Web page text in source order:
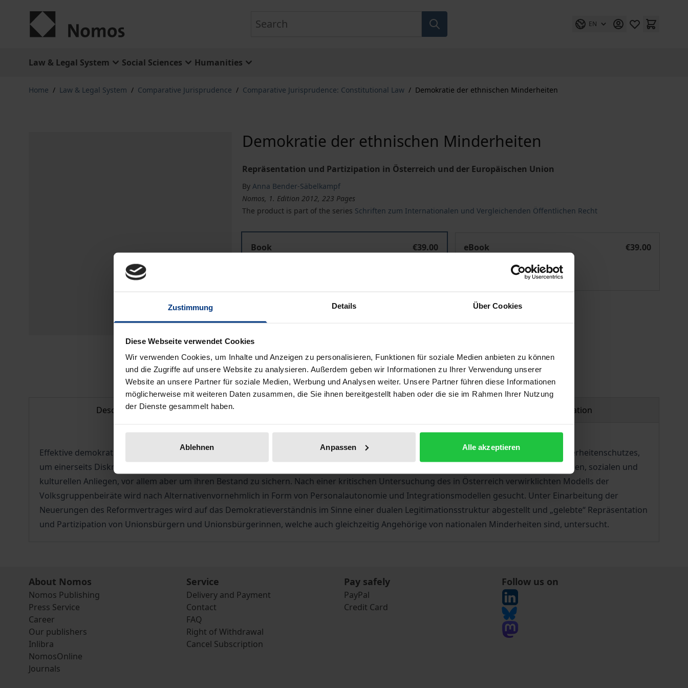
Zustimmung Details Über Cookies
Diese Webseite verwendet Cookies
Wir verwenden Cookies, um Inhalte und Anzeigen zu personalisieren, Funktionen für soziale Medien anbieten zu können
und die Zugriffe auf unsere Website zu analysieren. Außerdem geben wir Informationen zu Ihrer Verwendung unserer
Website an unsere Partner für soziale Medien, Werbung und Analysen weiter. Unsere Partner führen diese Informationen
möglicherweise mit weiteren Daten zusammen, die Sie ihnen bereitgestellt haben oder die sie im Rahmen Ihrer Nutzung
der Dienste gesammelt haben.
Ablehnen Anpassen Alle akzeptieren
EN
Law & Legal System Social Sciences Humanities
Home / Law & Legal System / Comparative Jurisprudence / Comparative Jurisprudence: Constitutional Law / Demokratie der ethnischen Minderheiten
Demokratie der ethnischen Minderheiten
Repräsentation und Partizipation in Österreich und der Europäischen Union
By Anna Bender-Säbelkampf
Nomos, 1. Edition 2012, 223 Pages
The product is part of the series Schriften zum Internationalen und Vergleichenden Öffentlichen Recht
Book
€39.00
eBook
€39.00
ISBN 978-3-7489-3060-0
Prices include VAT. Depending on the delivery address, VAT may vary at checkout.
Delivery cost notice
Description Product safety information
Effektive demokratische Repräsentation und politische Partizipation sind die notwendigen Elemente eines modernen europäischen Minderheitenschutzes,
um einerseits Diskriminierungen gegenüber Angehörigen nationaler Minderheiten zu bekämpfen und andererseits um ihre wirtschaftlichen, sozialen und
kulturellen Anliegen, vor allem aber um ihren Bestand zu sichern. Nach einer kritischen Untersuchung des in Österreich verwirklichten Modells der
Volksgruppenbeiräte wird nach Alternativenvornehmlich in Form von Personalautonomie und Integrationsmodellen gesucht. Unter Einarbeitung der
Neuerungen des Reformvertrages wird auf das Demokratieverständnis im Sinne einer dualen Legitimationsstruktur abgestellt und „gelebte“ Repräsentation
und Partizipation von Unionsbürgern und Unionsbürgerinnen, welche auch gleichzeitig Angehörige von nationalen Minderheiten sind, untersucht.
About Nomos
Nomos Publishing
Press Service
Career
Our publishers
Inlibra
NomosOnline
Journals
Service
Delivery and Payment
Contact
FAQ
Right of Withdrawal
Cancel Subscription
Pay safely
PayPal
Credit Card
Follow us on